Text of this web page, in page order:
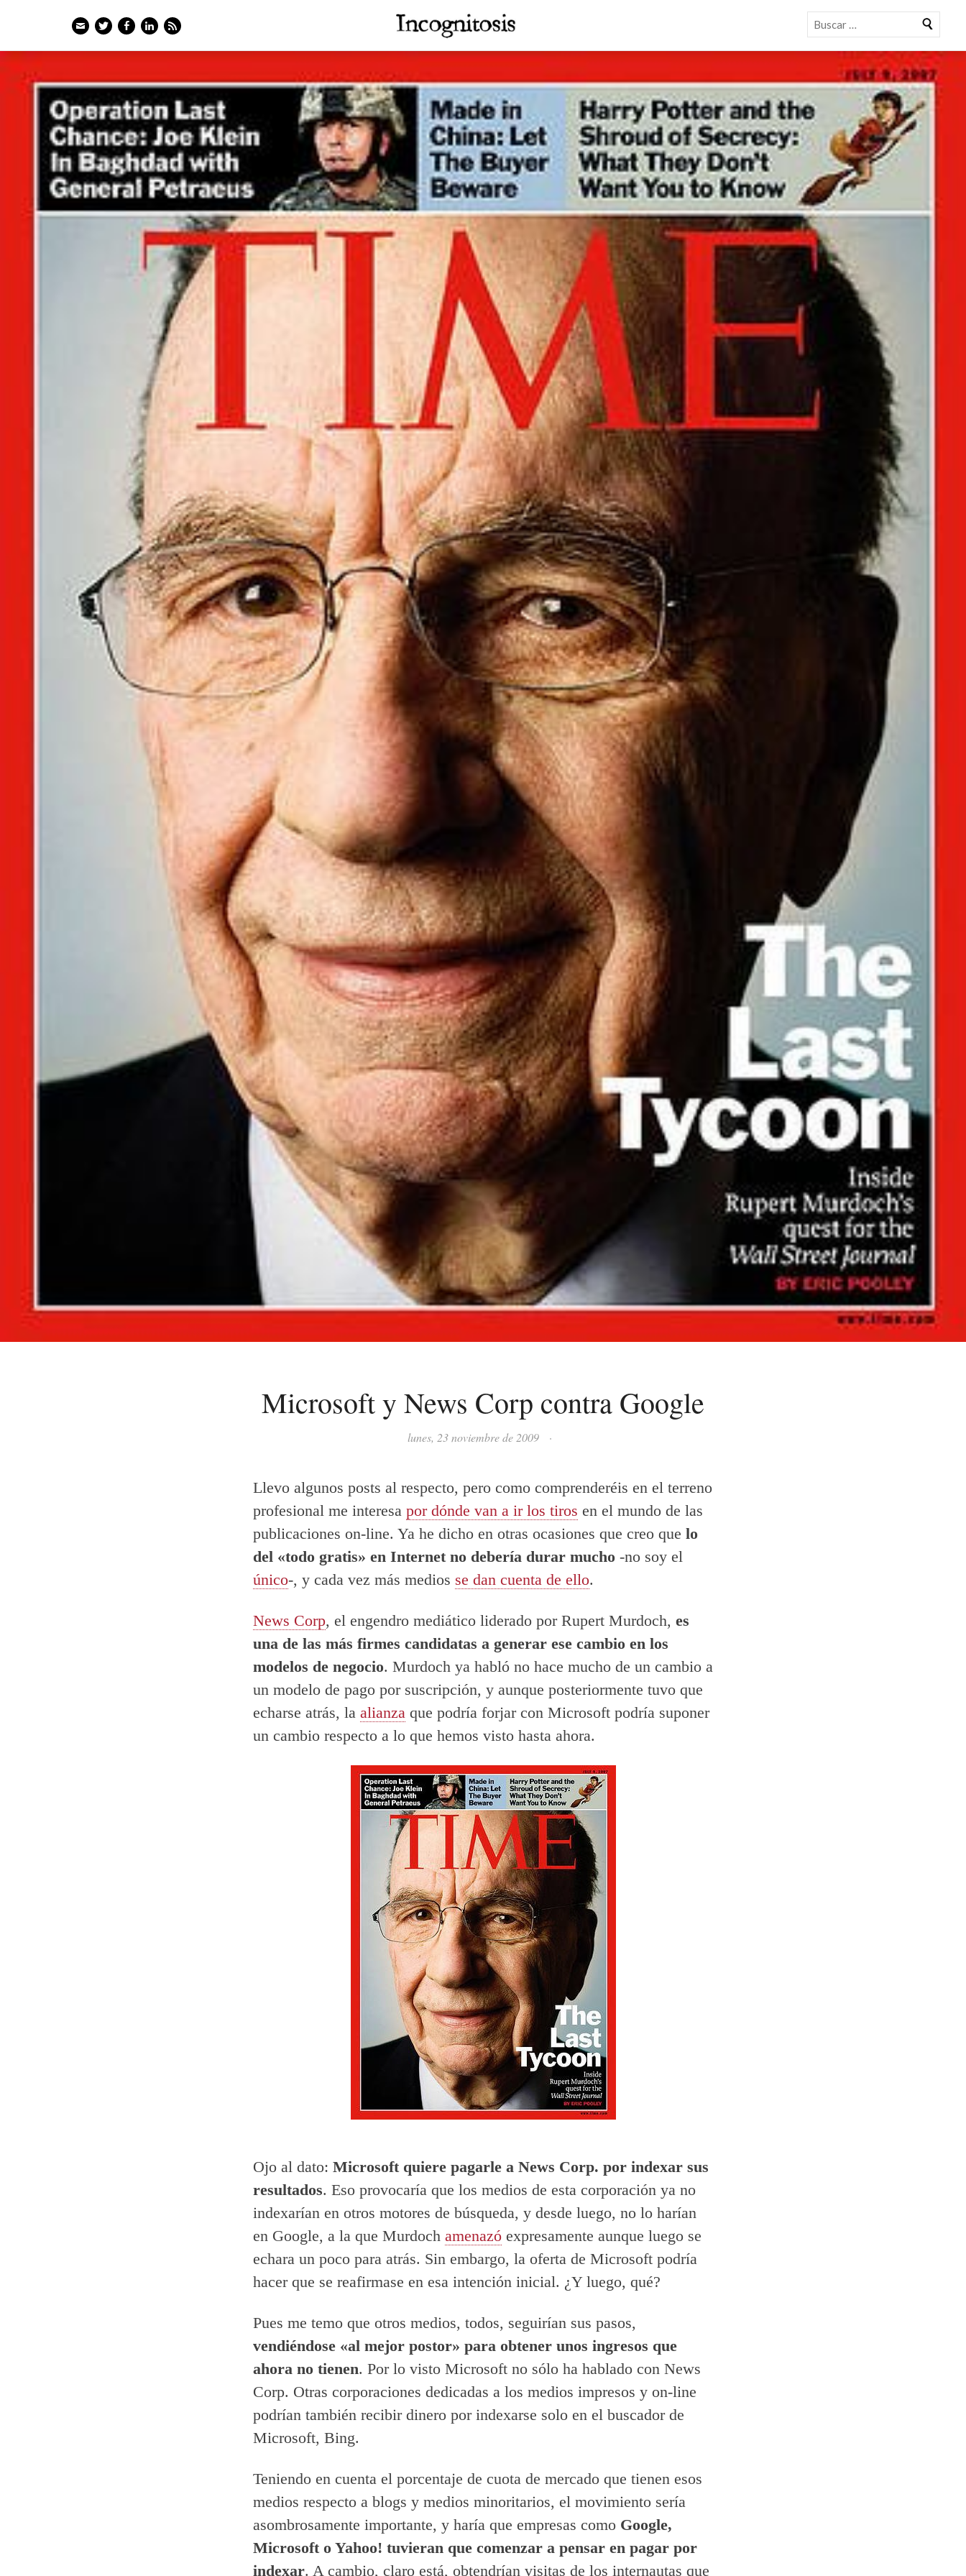
EmailTwitterFacebook
LinkedIn
Feed Buscar
Microsoft y News Corp contra Google
lunes, 23 noviembre de 2009 ·
Llevo algunos posts al respecto, pero como comprenderéis en el terreno
profesional me interesa por dónde van a ir los tiros en el mundo de las
publicaciones on-line. Ya he dicho en otras ocasiones que creo que lo
del «todo gratis» en Internet no debería durar mucho -no soy el
único-, y cada vez más medios se dan cuenta de ello.
News Corp, el engendro mediático liderado por Rupert Murdoch, es
una de las más firmes candidatas a generar ese cambio en los
modelos de negocio. Murdoch ya habló no hace mucho de un cambio a
un modelo de pago por suscripción, y aunque posteriormente tuvo que
echarse atrás, la alianza que podría forjar con Microsoft podría suponer
un cambio respecto a lo que hemos visto hasta ahora.
Ojo al dato: Microsoft quiere pagarle a News Corp. por indexar sus
resultados. Eso provocaría que los medios de esta corporación ya no
indexarían en otros motores de búsqueda, y desde luego, no lo harían
en Google, a la que Murdoch amenazó expresamente aunque luego se
echara un poco para atrás. Sin embargo, la oferta de Microsoft podría
hacer que se reafirmase en esa intención inicial. ¿Y luego, qué?
Pues me temo que otros medios, todos, seguirían sus pasos,
vendiéndose «al mejor postor» para obtener unos ingresos que
ahora no tienen. Por lo visto Microsoft no sólo ha hablado con News
Corp. Otras corporaciones dedicadas a los medios impresos y on-line
podrían también recibir dinero por indexarse solo en el buscador de
Microsoft, Bing.
Teniendo en cuenta el porcentaje de cuota de mercado que tienen esos
medios respecto a blogs y medios minoritarios, el movimiento sería
asombrosamente importante, y haría que empresas como Google,
Microsoft o Yahoo! tuvieran que comenzar a pensar en pagar por
indexar. A cambio, claro está, obtendrían visitas de los internautas que